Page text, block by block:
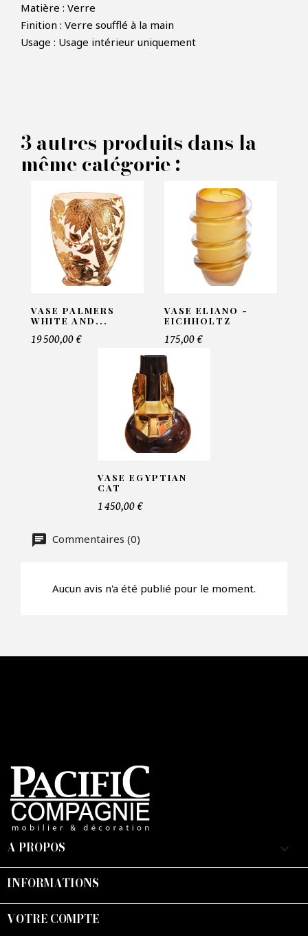
FAIRE UNE OFFRE
Coupe Sutter Grey - Eichholtz
VOS INFORMATIONS :
Nom*
Telephone*
CAPTCHA
Matière : Verre
Finition : Verre soufflé à la main
Usage : Usage intérieur uniquement
3 autres produits dans la
même catégorie :
VASE PALMERS
WHITE AND...
19 500,00 €
VASE ELIANO -
EICHHOLTZ
175,00 €
VASE EGYPTIAN
CAT
1 450,00 €
Commentaires (0)
Aucun avis n'a été publié pour le moment.
A PROPOS keyboard_arrow_down
INFORMATIONS
VOTRE COMPTE